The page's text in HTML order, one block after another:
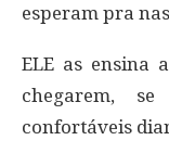
esperam pra
ELE as ensina
chegarem,
confortáveis